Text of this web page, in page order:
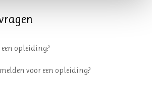
opleiding?
voor een opleiding?